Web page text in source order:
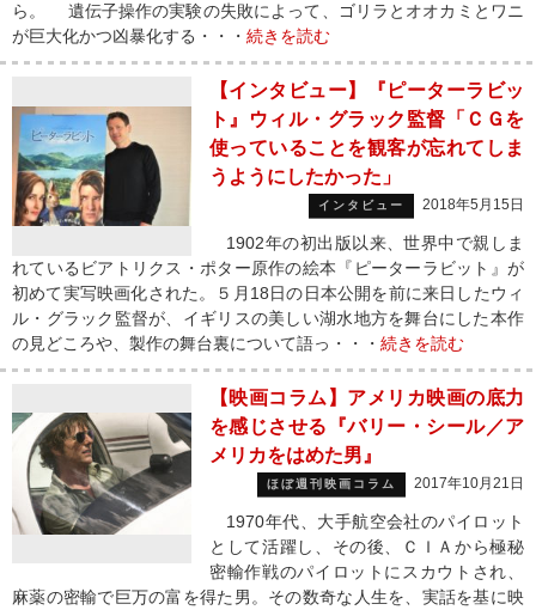
ら。 遺伝子操作の実験の失敗によって、ゴリラとオオカミとワニ
が巨大化かつ凶暴化する・・・ 続きを読む
【インタビュー】『ピーターラビッ
ト』ウィル・グラック監督「ＣＧを
使っていることを観客が忘れてしま
うようにしたかった」
インタビュー 2018年5月15日
1902年の初出版以来、世界中で親しま
れているビアトリクス・ポター原作の絵本『ピーターラビット』が
初めて実写映画化された。５月18日の日本公開を前に来日したウィ
ル・グラック監督が、イギリスの美しい湖水地方を舞台にした本作
の見どころや、製作の舞台裏について語っ・・・ 続きを読む
【映画コラム】アメリカ映画の底力
を感じさせる『バリー・シール／ア
メリカをはめた男』
ほぼ週刊映画コラム 2017年10月21日
1970年代、大手航空会社のパイロット
として活躍し、その後、ＣＩＡから極秘
密輸作戦のパイロットにスカウトされ、
麻薬の密輸で巨万の富を得た男。その数奇な人生を、実話を基に映